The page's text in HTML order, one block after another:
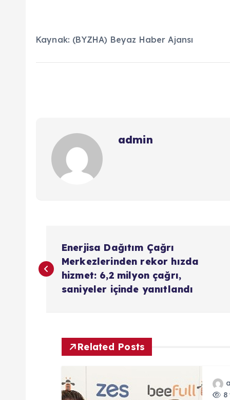
Kaynak: (BYZHA) Beyaz Haber Ajansı
admin
a
Enerjisa Dağıtım Çağrı
Merkezlerinden rekor hızda
hizmet: 6,2 milyon çağrı,
saniyeler içinde yanıtlandı
Related Posts
8